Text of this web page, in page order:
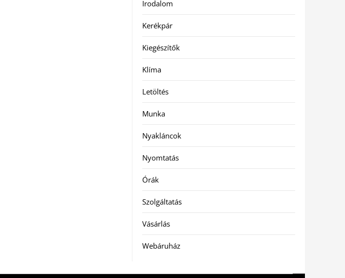
Irodalom
Kerékpár
Kiegészítők
Klíma
Letöltés
Munka
Nyakláncok
Nyomtatás
Órák
Szolgáltatás
Vásárlás
Webáruház